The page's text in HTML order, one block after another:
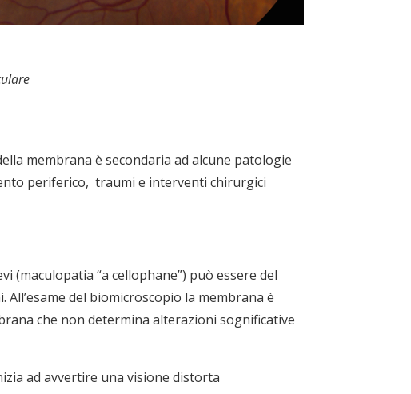
membrana è secondaria ad alcune patologie
periferico, traumi e interventi chirurgici
(maculopatia “a cellophane”) può essere del
del biomicroscopio la membrana è
che non determina alterazioni sognificative
ad avvertire una visione distorta